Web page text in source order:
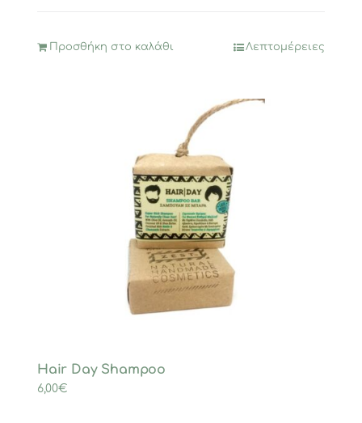
Προσθήκη στο καλάθι Λεπτομέρειες
Hair Day Shampoo
6,00€